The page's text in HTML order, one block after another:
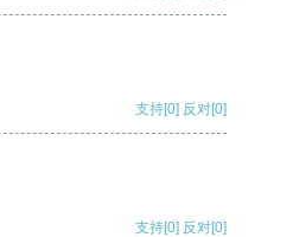
支持[0] 反对[0]
支持[0] 反对[0]